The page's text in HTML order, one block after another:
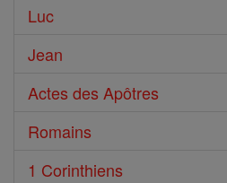
Luc
Jean
Actes des Apôtres
Romains
1 Corinthiens